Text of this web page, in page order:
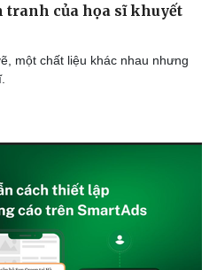
của họa sĩ khuyết
một chất liệu khác nhau nhưng